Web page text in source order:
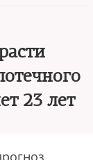
23 лет